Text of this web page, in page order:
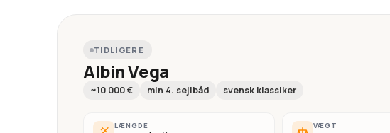
TIDLIGERE
Albin Vega
~10 000 € min 4. sejlbåd svensk klassiker
LÆNGDE VÆGT